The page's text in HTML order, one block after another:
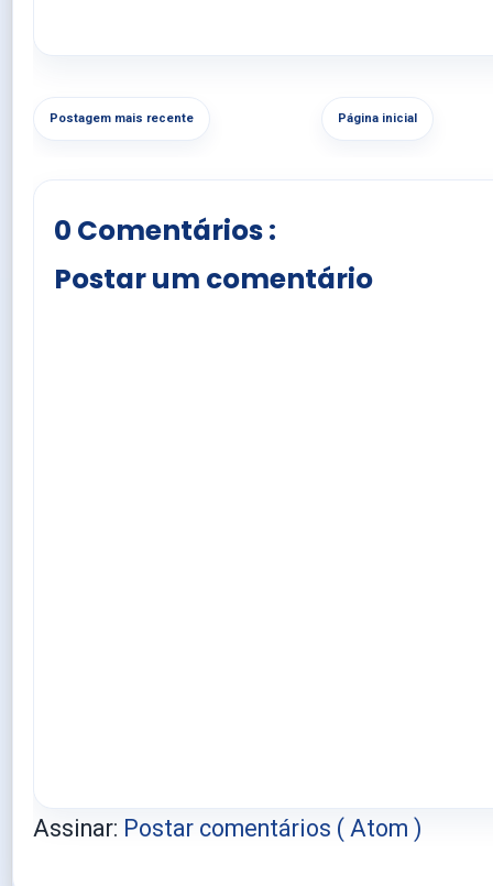
Postagem mais recente Página inicial
0 Comentários :
Postar um comentário
Assinar: Postar comentários ( Atom )